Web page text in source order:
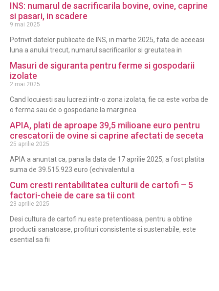
INS: numarul de sacrificarila bovine, ovine, caprine
si pasari, in scadere
9 mai 2025
Potrivit datelor publicate de INS, in martie 2025, fata de aceeasi
luna a anului trecut, numarul sacrificarilor si greutatea in
Masuri de siguranta pentru ferme si gospodarii
izolate
2 mai 2025
Cand locuiesti sau lucrezi intr-o zona izolata, fie ca este vorba de
o ferma sau de o gospodarie la marginea
APIA, plati de aproape 39,5 milioane euro pentru
crescatorii de ovine si caprine afectati de seceta
25 aprilie 2025
APIA a anuntat ca, pana la data de 17 aprilie 2025, a fost platita
suma de 39.515.923 euro (echivalentul a
Cum cresti rentabilitatea culturii de cartofi – 5
factori-cheie de care sa tii cont
23 aprilie 2025
Desi cultura de cartofi nu este pretentioasa, pentru a obtine
productii sanatoase, profituri consistente si sustenabile, este
esential sa fii